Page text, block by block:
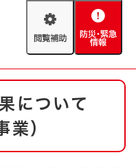
閲
助
防
緊
情
救急・消防
AED設置箇所
について
業）